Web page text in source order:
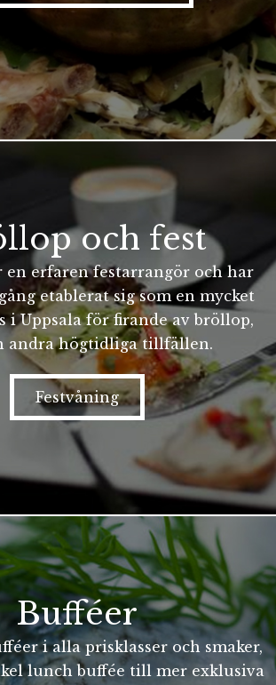
och fest
en erfaren festarrangör och har
etablerat sig som en mycket
i Uppsala för firande av bröllop,
andra högtidliga tillfällen.
Festvåning
Bufféer
i alla prisklasser och smaker,
lunch buffée till mer exklusiva